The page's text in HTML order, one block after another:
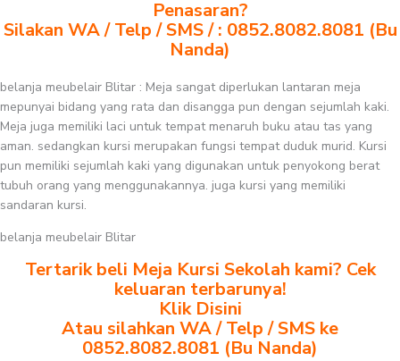
Penasaran?
Silakan WA / Telp / SMS / : 0852.8082.8081 (Bu
Nanda)
belanja meubelair Blitar : Meja sangat diperlukan lantaran meja
mepunyai bidang yang rata dan disangga pun dengan sejumlah kaki.
Meja juga memiliki laci untuk tempat menaruh buku atau tas yang
aman. sedangkan kursi merupakan fungsi tempat duduk murid. Kursi
pun memiliki sejumlah kaki yang digunakan untuk penyokong berat
tubuh orang yang menggunakannya. juga kursi yang memiliki
sandaran kursi.
belanja meubelair Blitar
Tertarik beli Meja Kursi Sekolah kami? Cek
keluaran terbarunya!
Klik Disini
Atau silahkan WA / Telp / SMS ke
0852.8082.8081 (Bu Nanda)